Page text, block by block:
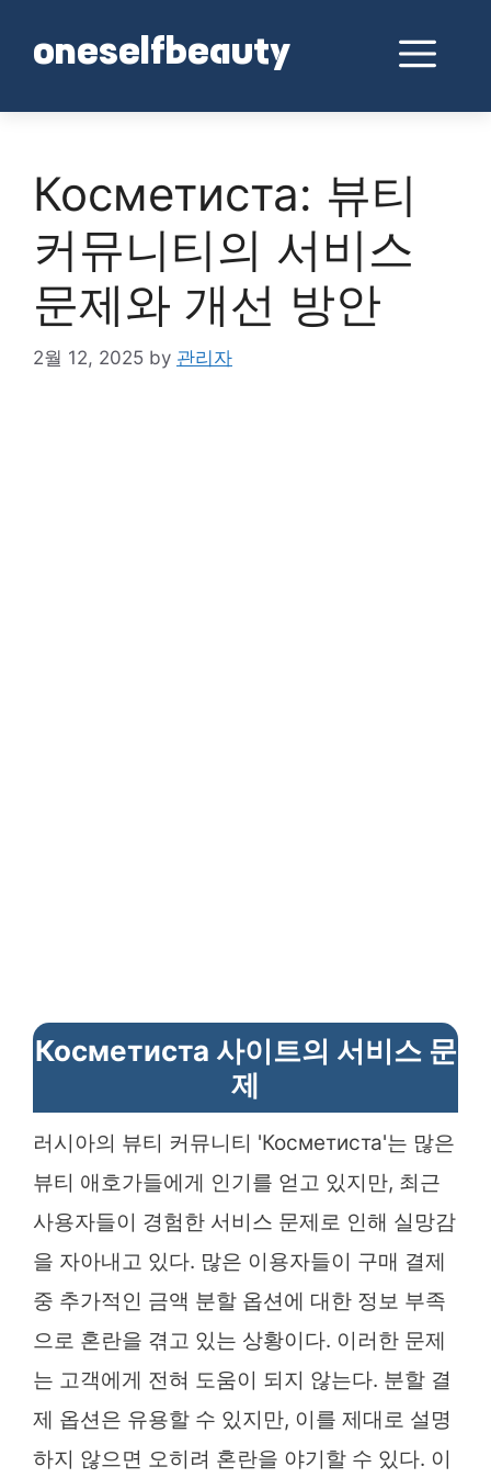
contentoneselfbeauty
Косметиста: 뷰티
커뮤니티의 서비스
문제와 개선 방안
2월 12, 2025 by 관리자
Косметиста 사이트의 서비스 문
제
러시아의 뷰티 커뮤니티 'Косметиста'는 많은
뷰티 애호가들에게 인기를 얻고 있지만, 최근
사용자들이 경험한 서비스 문제로 인해 실망감
을 자아내고 있다. 많은 이용자들이 구매 결제
중 추가적인 금액 분할 옵션에 대한 정보 부족
으로 혼란을 겪고 있는 상황이다. 이러한 문제
는 고객에게 전혀 도움이 되지 않는다. 분할 결
제 옵션은 유용할 수 있지만, 이를 제대로 설명
하지 않으면 오히려 혼란을 야기할 수 있다. 이